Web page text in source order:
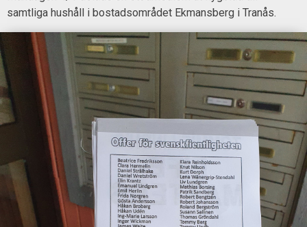
samtliga hushåll i bostadsområdet Ekmansberg i Tranås.